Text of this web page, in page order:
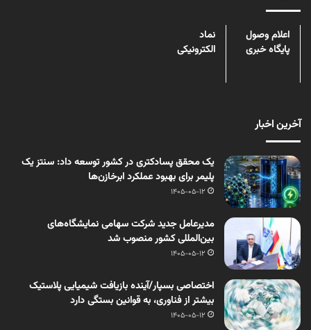
اعلام وصول
پایگاه خبری
نماد
الکترونیکی
آخرین اخبار
یک محقق پسادکتری در کشور توسعه داد: سنتز یک
پلیمر برای بهبود عملکرد ابرخازن‌ها
1405-05-12
مدیرعامل جدید شرکت سهامی نمایشگاه‌های
بین‌المللی کشور منصوب شد
1405-05-12
اختصاصی بسپار/آینده بازیافت شیمیایی پلاستیک
بیشتر از فناوری، به قوانین بستگی دارد
1405-05-12